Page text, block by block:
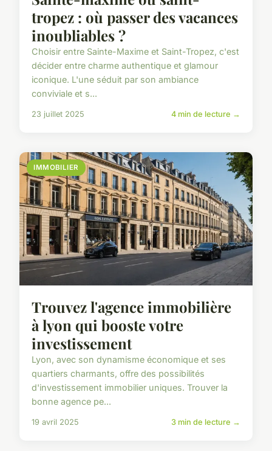
tropez : où passer des vacances
inoubliables ?
Choisir entre Sainte-Maxime et Saint-Tropez, c'est
décider entre charme authentique et glamour
iconique. L'une séduit par son ambiance
conviviale et s...
23 juillet 2025 4 min de lecture →
IMMOBILIER
Trouvez l'agence immobilière
à lyon qui booste votre
investissement
Lyon, avec son dynamisme économique et ses
quartiers charmants, offre des possibilités
d'investissement immobilier uniques. Trouver la
bonne agence pe...
19 avril 2025 3 min de lecture →